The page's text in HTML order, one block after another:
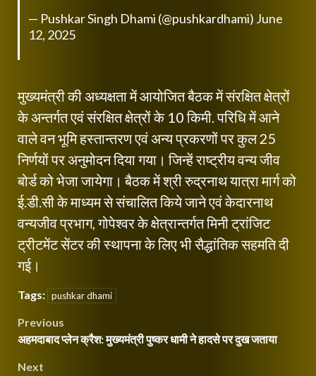
— Pushkar Singh Dhami (@pushkardhami) June
12, 2025
मुख्यमंत्री की अध्यक्षता में आयोजित बैठक में संरक्षित क्षेत्रों
के अन्तर्गत एवं संरक्षित क्षेत्रों के 10 किमी. परिधि में आने
वाले वन भूमि हस्तान्तरण एवं अन्य प्रकरणों पर कुल 25
निर्णयों पर अनुमोदन दिया गया। जिन्हें राष्ट्रीय वन्य जीव
बोर्ड को भेजा जायेगा। बैठक में श्री रुद्रनाथ यात्रा मार्ग को
ई.डी.सी के माध्यम से संचालित किये जाने एवं केदारनाथ
वन्यजीव प्रभाग, गोपेश्वर के क्षेत्रान्तर्गत मिनी ट्रांजिट
ट्रीटमेंट सेंटर की स्थापना के लिए भी सैद्धांतिक सहमति दी
गई।
Tags: pushkar dhami
Post
navigation
Previous
अहमदाबाद प्लेन क्रैश: मुख्यमंत्री पुष्कर धामी ने हादसे पर दुख जताया
Next